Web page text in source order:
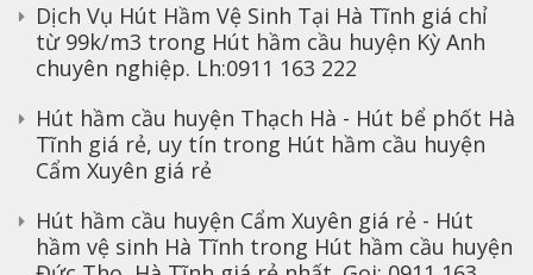
Dịch Vụ Hút Hầm Vệ Sinh Tại Hà Tĩnh giá chỉ
từ 99k/m3 trong Hút hầm cầu huyện Kỳ Anh
chuyên nghiệp. Lh:0911 163 222
Hút hầm cầu huyện Thạch Hà - Hút bể phốt Hà
Tĩnh giá rẻ, uy tín trong Hút hầm cầu huyện
Cẩm Xuyên giá rẻ
Hút hầm cầu huyện Cẩm Xuyên giá rẻ - Hút
hầm vệ sinh Hà Tĩnh trong Hút hầm cầu huyện